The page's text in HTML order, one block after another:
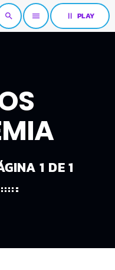
search menu pause PLAY
1 DE 1